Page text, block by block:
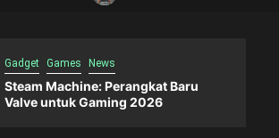
Gadget Games News
Steam Machine: Perangkat Baru
Valve untuk Gaming 2026